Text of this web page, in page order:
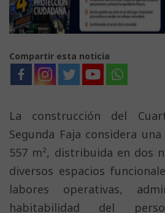
Compartir esta noticia
La construcción del
Segunda Faja considera
557 m², distribuida en dos
diversos espacios
labores operativas,
habitabilidad del